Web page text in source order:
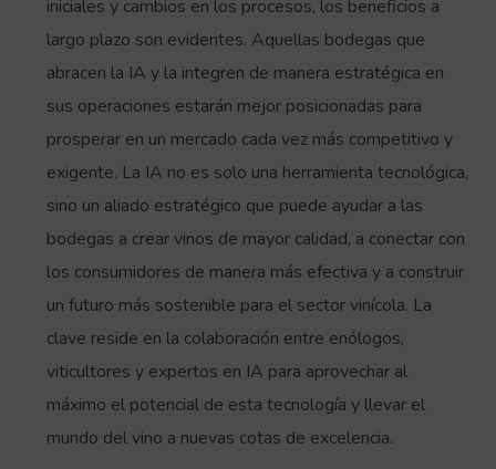
iniciales y cambios en los procesos, los beneficios a
largo plazo son evidentes. Aquellas bodegas que
abracen la IA y la integren de manera estratégica en
sus operaciones estarán mejor posicionadas para
prosperar en un mercado cada vez más competitivo y
exigente. La IA no es solo una herramienta tecnológica,
sino un aliado estratégico que puede ayudar a las
bodegas a crear vinos de mayor calidad, a conectar con
los consumidores de manera más efectiva y a construir
un futuro más sostenible para el sector vinícola. La
clave reside en la colaboración entre enólogos,
viticultores y expertos en IA para aprovechar al
máximo el potencial de esta tecnología y llevar el
mundo del vino a nuevas cotas de excelencia.